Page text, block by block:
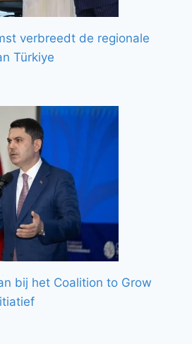
verbreedt de regionale
Türkiye
bij het Coalition to Grow